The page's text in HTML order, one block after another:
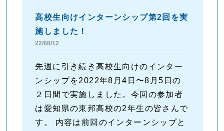
高校生向けインターンシップ第2回を実
施しました！
22/08/12
先週に引き続き高校生向けのインター
ンシップを2022年8月4日〜8月5日の
２日間で実施しました。今回の参加者
は愛知県の東邦高校の2年生の皆さんで
す。 内容は前回のインターンシップと